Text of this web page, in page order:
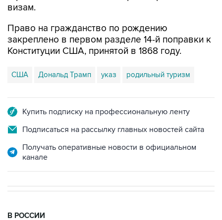
Право на гражданство по рождению
Конституции США, принятой в 1868 году.
США Дональд Трамп указ родильный туризм
Подписаться на рассылку главных новостей сайта
Получать оперативные новости в официальном
канале